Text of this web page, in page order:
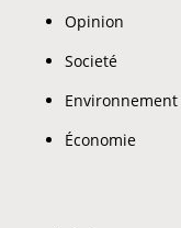
Opinion
Societé
Environnement
Économie